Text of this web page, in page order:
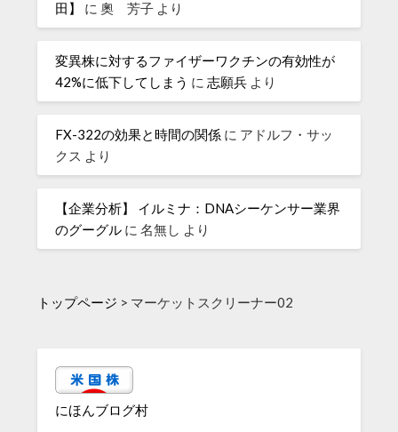
田】
に奧 芳子 より
変異株に対するファイザーワクチンの有効性が
42%に低下してしまう に志願兵 より
FX-322の効果と時間の関係 に アドルフ・サッ
クス より
【企業分析】 イルミナ：DNAシーケンサー業界
のグーグル に名無し より
トップページ > マーケットスクリーナー02
にほんブログ村